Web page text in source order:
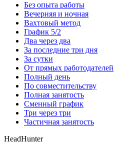
Без опыта работы
Вечерняя и ночная
Вахтовый метод
График 5/2
Два через два
За последние три дня
За сутки
От прямых работодателей
Полный день
По совместительству
Полная занятость
Сменный график
Три через три
Частичная занятость
HeadHunter